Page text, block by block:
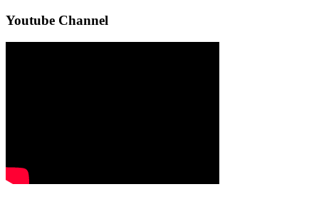
Sidebar
Utama
Youtube Channel